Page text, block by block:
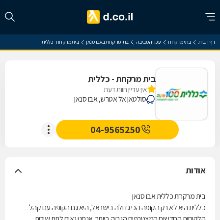
דף הבית בתי מרקחת עכו והסביבה בתי מרקחת באבו סנאן בית מרקחת - כללית
בית מרקחת - כללית
אין עדיין חוות דעת
סולטאן אל אטרש, אבו סנאן
04-9565250
אודות
בית מרקחת כללית אבו סנאן
כללית היא לא רק הקופה הכי גדולה בישראל, היא גם הקופה עם קהל